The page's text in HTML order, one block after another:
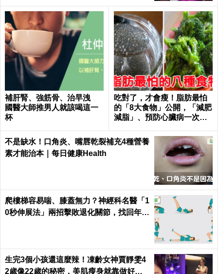
補肝腎、強筋骨、治早洩
國醫大師推男人就該喝這一
杯
吃對了，才會瘦！脂肪最怕
的「8大食物」公開，「減肥
減脂」、預防心臟病一次滿
不是缺水！口角炎、嘴唇乾裂補充4種營養
素才能治本｜每日健康Health
爬樓梯容易喘、膝蓋無力？神經科名醫「1
0秒伸展法」兩招擊敗退化關節，找回年輕
生完3個小孩還這麼辣！凍齡女神賈靜雯4
2歲像22歲的秘密，美肌瘦身就靠做好這3